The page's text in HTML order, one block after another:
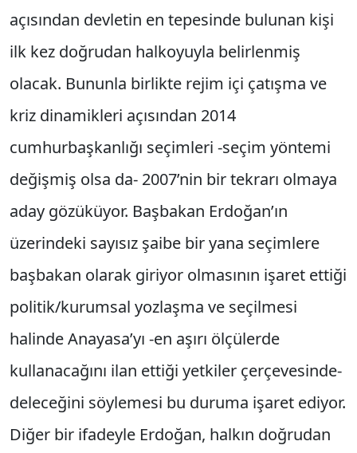
açısından devletin en tepesinde bulunan kişi
ilk kez doğrudan halkoyuyla belirlenmiş
olacak. Bununla birlikte rejim içi çatışma ve
kriz dinamikleri açısından 2014
cumhurbaşkanlığı seçimleri -seçim yöntemi
değişmiş olsa da- 2007’nin bir tekrarı olmaya
aday gözüküyor. Başbakan Erdoğan’ın
üzerindeki sayısız şaibe bir yana seçimlere
başbakan olarak giriyor olmasının işaret ettiği
politik/kurumsal yozlaşma ve seçilmesi
halinde Anayasa’yı -en aşırı ölçülerde
kullanacağını ilan ettiği yetkiler çerçevesinde-
deleceğini söylemesi bu duruma işaret ediyor.
Diğer bir ifadeyle Erdoğan, halkın doğrudan